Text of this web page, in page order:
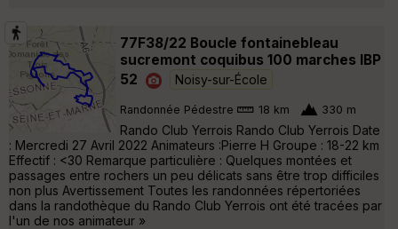
77F38/22 Boucle fontainebleau
sucremont coquibus 100 marches IBP
52
Noisy-sur-École
Randonnée Pédestre 18 km 330 m
Rando Club Yerrois Rando Club Yerrois Date
: Mercredi 27 Avril 2022 Animateurs :Pierre H Groupe : 18-22 km
Effectif : <30 Remarque particulière : Quelques montées et
passages entre rochers un peu délicats sans être trop difficiles
non plus Avertissement Toutes les randonnées répertoriées
dans la randothèque du Rando Club Yerrois ont été tracées par
l'un de nos animateur »